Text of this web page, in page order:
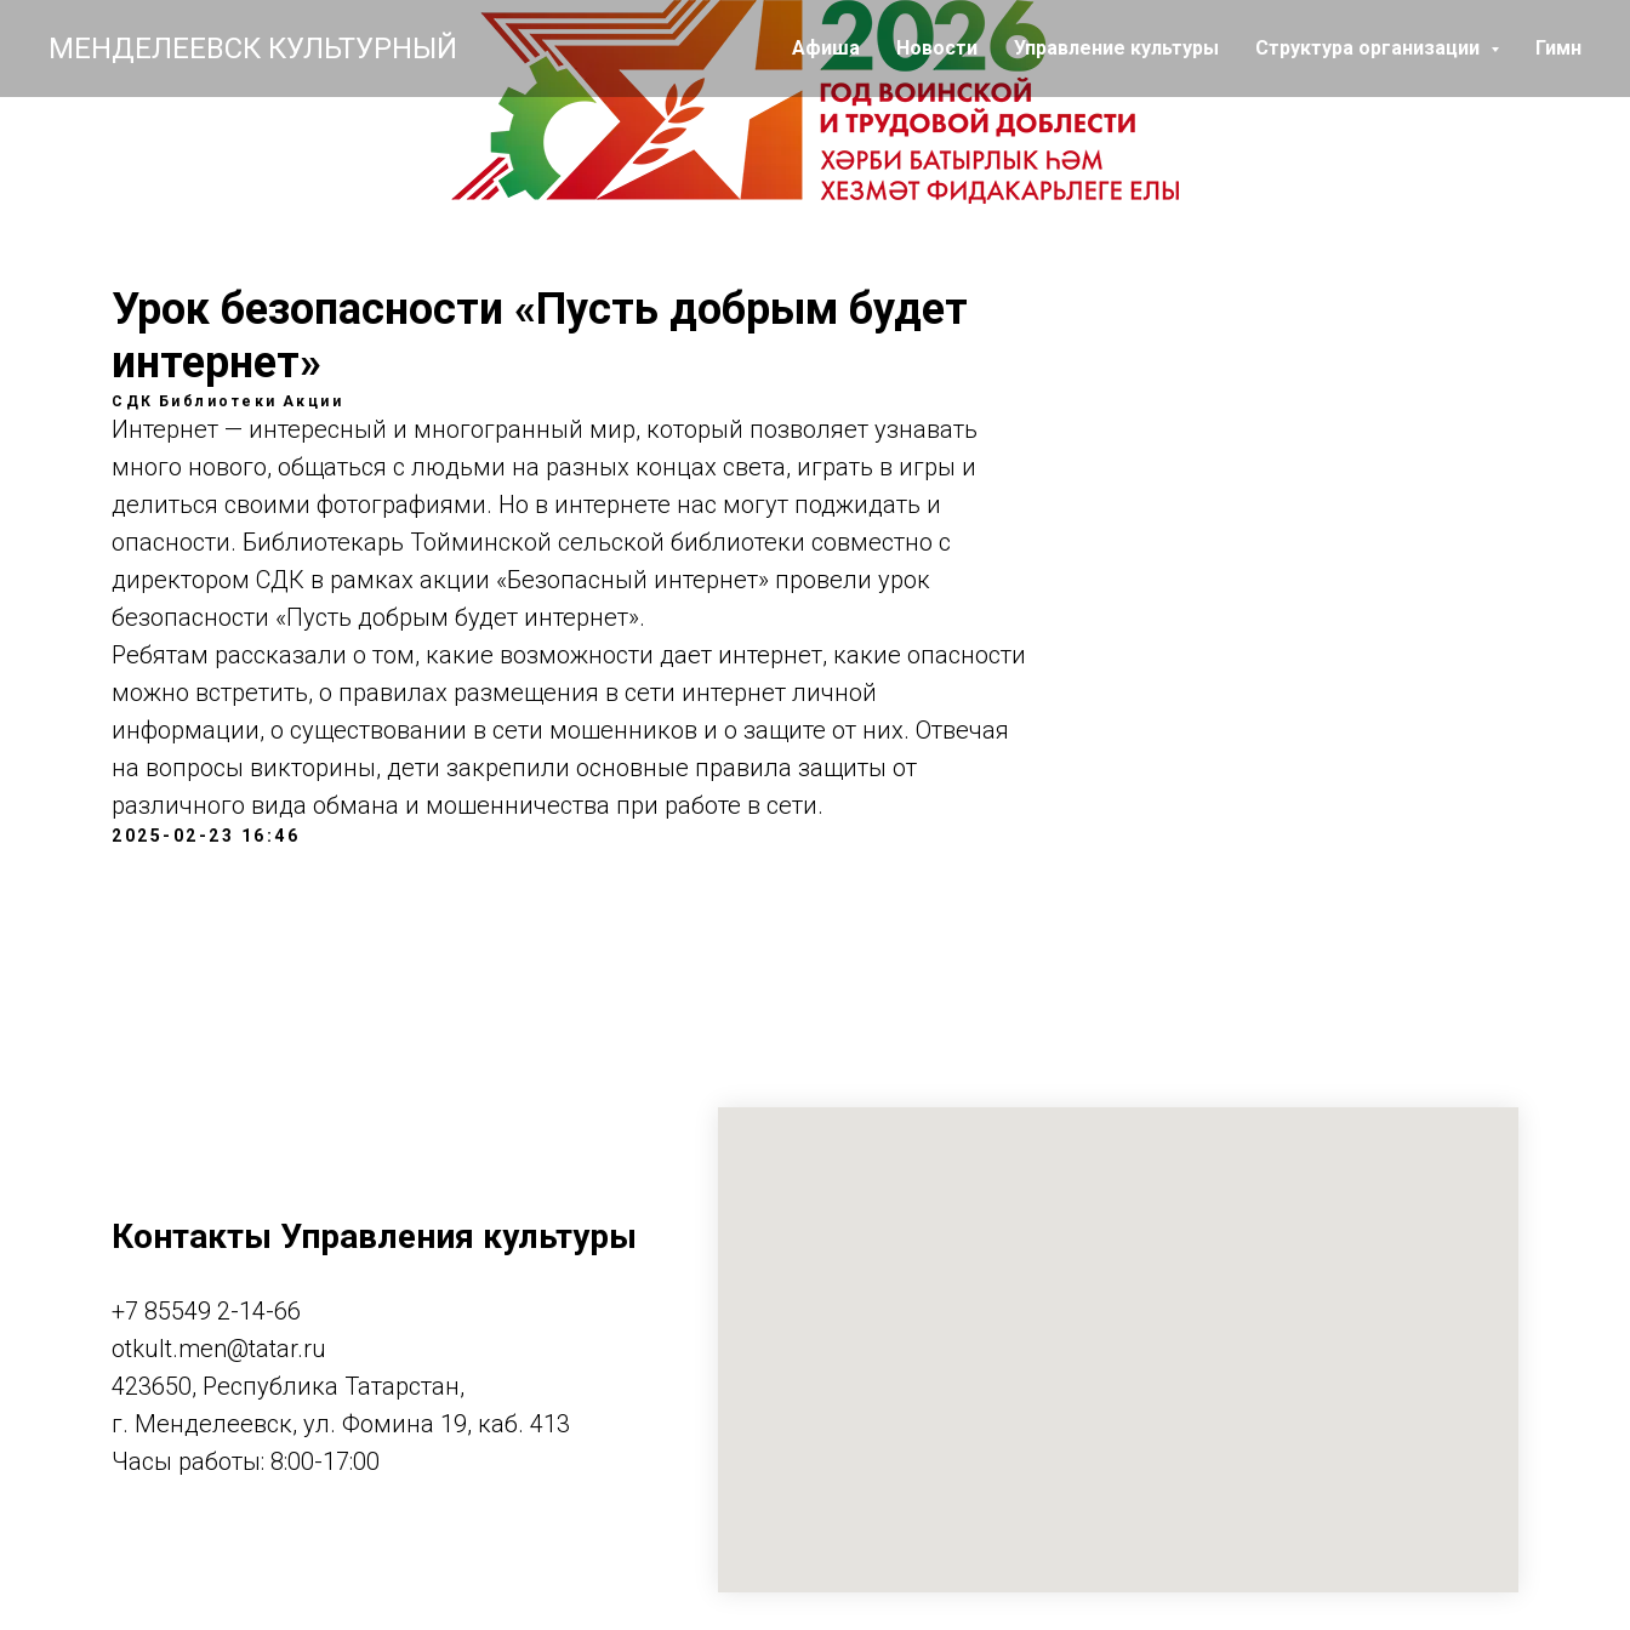
МЕНДЕЛЕЕВСК КУЛЬТУРНЫЙ Афиша Новости Управление культуры Структура организации Гимн
Урок безопасности «Пусть добрым будет
интернет»
СДК Библиотеки Акции
Интернет — интересный и многогранный мир, который позволяет узнавать
много нового, общаться с людьми на разных концах света, играть в игры и
делиться своими фотографиями. Но в интернете нас могут поджидать и
опасности. Библиотекарь Тойминской сельской библиотеки совместно с
директором СДК в рамках акции «Безопасный интернет» провели урок
безопасности «Пусть добрым будет интернет».
Ребятам рассказали о том, какие возможности дает интернет, какие опасности
можно встретить, о правилах размещения в сети интернет личной
информации, о существовании в сети мошенников и о защите от них. Отвечая
на вопросы викторины, дети закрепили основные правила защиты от
различного вида обмана и мошенничества при работе в сети.
2025-02-23 16:46
Контакты Управления культуры
+7 85549 2-14-66
otkult.men@tatar.ru
423650, Республика Татарстан,
г. Менделеевск, ул. Фомина 19, каб. 413
Часы работы: 8:00-17:00